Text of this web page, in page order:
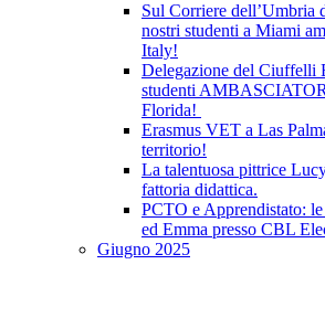
Sul Corriere dell’Umbria
nostri studenti a Miami
Italy!
Delegazione del
studenti
Florida!
Erasmus VET a Las
territorio!
La talentuosa pittrice
fattoria didattica.
PCTO e Apprendistato:
ed Emma presso CBL
Giugno 2025